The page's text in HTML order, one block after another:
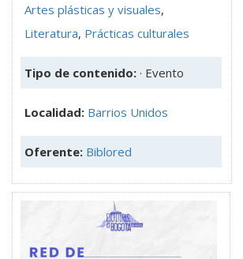
Artes plásticas y visuales,
Literatura, Prácticas culturales
Tipo de contenido: · Evento
Localidad: Barrios Unidos
Oferente: Biblored